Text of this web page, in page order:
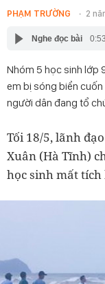
PHẠM TRƯỜNG 2
Nghe đọc bài 0:53
Nhóm 5 học sinh lớp
em bị sóng biển
người dân đang tổ
Tối 18/5, lãnh
Xuân (Hà Tĩnh)
học sinh mất